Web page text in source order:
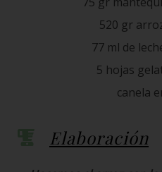
520 gr
77 ml de
5 hojas
canela
Elaboración